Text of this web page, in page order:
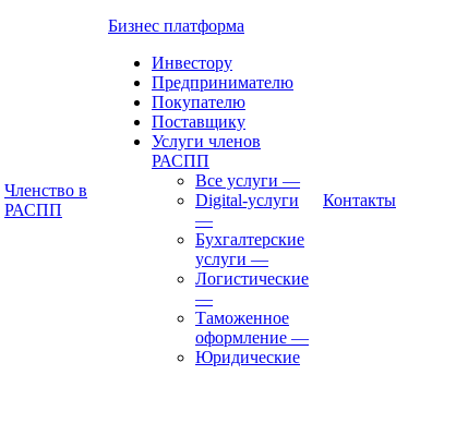
Членство в
РАСПП
Бизнес платформа
Инвестору
Предпринимателю
Покупателю
Поставщику
Услуги членов
РАСПП
Все услуги —
Digital-услуги
—
Бухгалтерские
услуги —
Логистические
—
Таможенное
оформление —
Юридические
Контакты